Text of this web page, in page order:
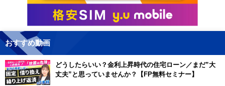
おすすめ動画
どうしたらいい？金利上昇時代の住宅ローン／まだ”大
丈夫”と思っていませんか？【FP無料セミナー】